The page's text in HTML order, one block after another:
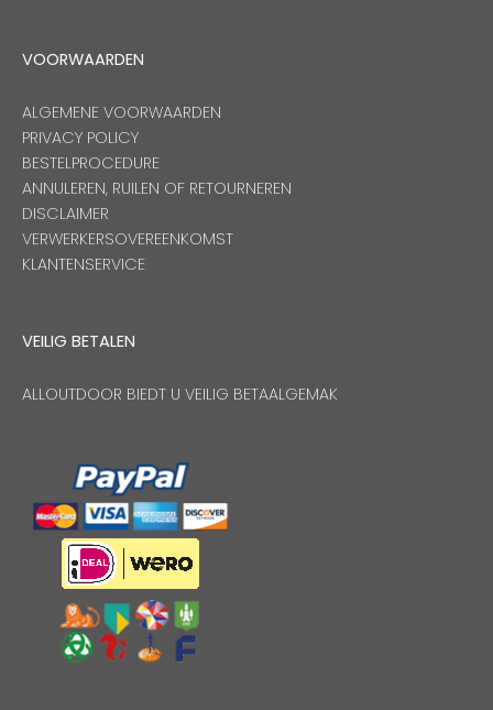
VOORWAARDEN
ALGEMENE VOORWAARDEN
PRIVACY POLICY
BESTELPROCEDURE
ANNULEREN, RUILEN OF RETOURNEREN
DISCLAIMER
VERWERKERSOVEREENKOMST
KLANTENSERVICE
VEILIG BETALEN
ALLOUTDOOR BIEDT U VEILIG BETAALGEMAK